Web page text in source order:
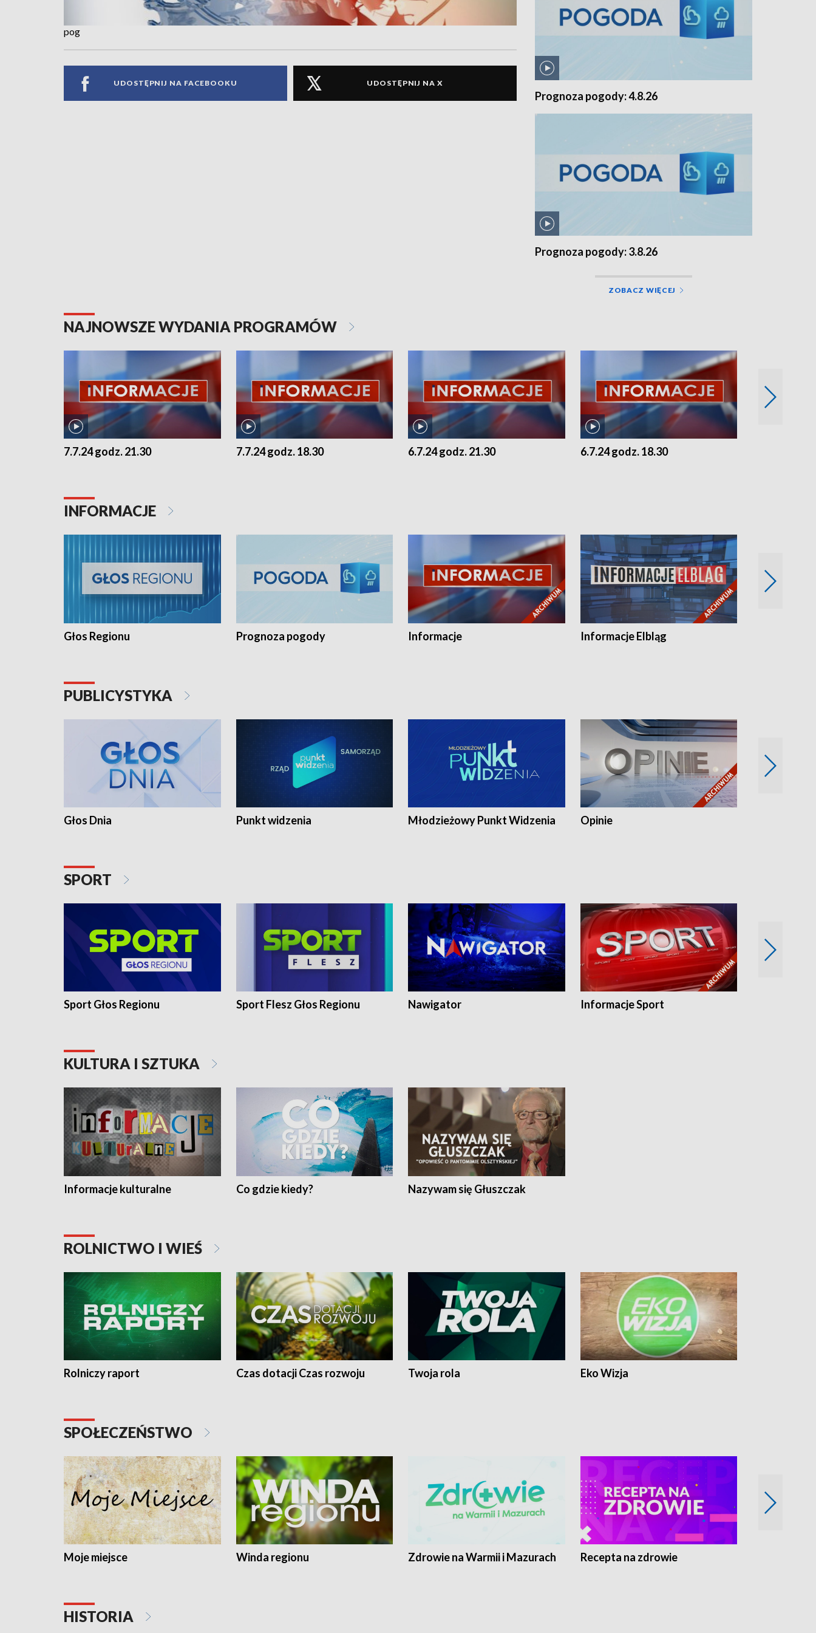
pog
UDOSTĘPNIJ NA FACEBOOKU UDOSTĘPNIJ NA X
Prognoza pogody: 4.8.26
Prognoza pogody: 3.8.26
ZOBACZ WIĘCEJ
NAJNOWSZE WYDANIA PROGRAMÓW
7.7.24 godz. 21.30 7.7.24 godz. 18.30 6.7.24 godz. 21.30 6.7.24 godz. 18.30
INFORMACJE
Głos Regionu Prognoza pogody Informacje Informacje Elbląg
PUBLICYSTYKA
Głos Dnia Punkt widzenia Młodzieżowy Punkt Widzenia Opinie
SPORT
Sport Głos Regionu Sport Flesz Głos Regionu Nawigator Informacje Sport
KULTURA I SZTUKA
Informacje kulturalne Co gdzie kiedy? Nazywam się Głuszczak
ROLNICTWO I WIEŚ
Rolniczy raport Czas dotacji Czas rozwoju Twoja rola Eko Wizja
SPOŁECZEŃSTWO
Moje miejsce Winda regionu Zdrowie na Warmii i Mazurach Recepta na zdrowie
HISTORIA